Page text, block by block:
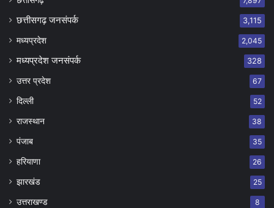
छत्तीसगढ़ जनसंपर्क 3,115
मध्यप्रदेश 2,045
मध्यप्रदेश जनसंपर्क 328
उत्तर प्रदेश 67
दिल्ली 52
राजस्थान 38
पंजाब 35
हरियाणा 26
झारखंड 25
उत्तराखण्ड 8